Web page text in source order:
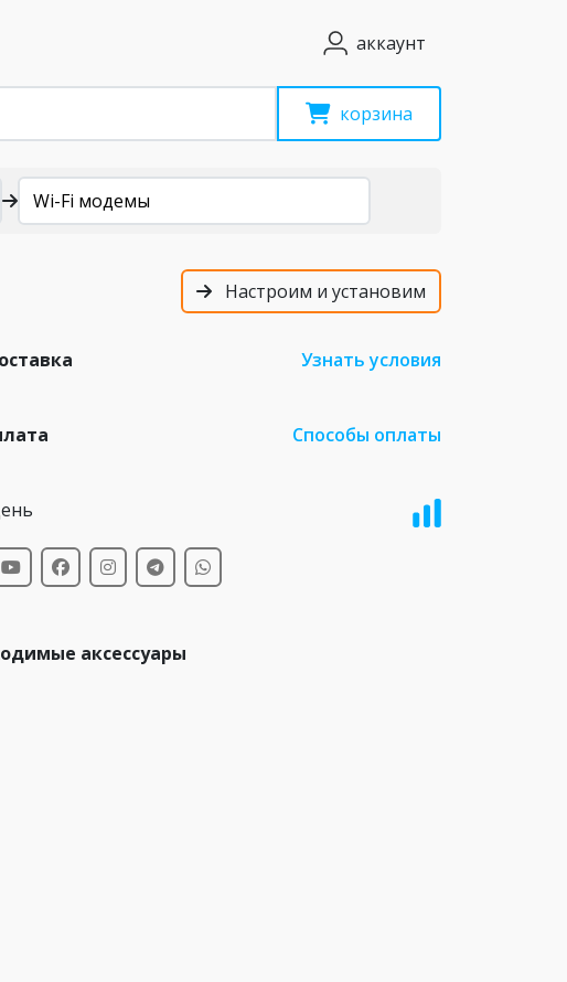
аккаунт
корзина
Wi-Fi модемы
Настроим и установим
Узнать условия
Способы оплаты
аксессуары